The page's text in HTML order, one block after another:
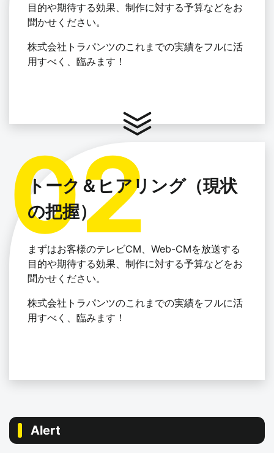
目的や期待する効果、制作に対する予算などをお
聞かせください。
株式会社トラパンツのこれまでの実績をフルに活
用すべく、臨みます！
トーク＆ヒアリング（現状
の把握）
まずはお客様のテレビCM、Web-CMを放送する
目的や期待する効果、制作に対する予算などをお
聞かせください。
株式会社トラパンツのこれまでの実績をフルに活
用すべく、臨みます！
Alert